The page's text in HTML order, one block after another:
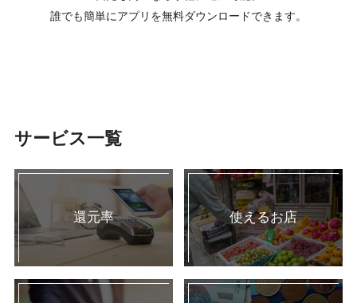
誰でも簡単にアプリを無料ダウンロードできます。
サービス一覧
還元率 使えるお店